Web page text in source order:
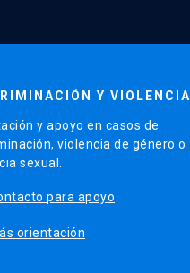
Y VIOLENCIA
y apoyo en casos de
violencia de género o
sexual.
para apoyo
orientación